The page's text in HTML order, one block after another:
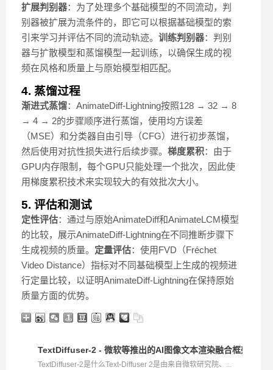
扩展判别器：为了处理多个基础模型的不同流动，判
别器被扩展为流条件的，即它可以根据基础模型的索
引来学习并评估不同的流动轨迹。 训练判别器：判别
器与扩散模型和蒸馏模型一起训练，以确保生成的视
频在风格和质量上与原始模型相匹配。
4. 蒸馏过程
渐进式蒸馏：AnimateDiff-Lightning按照128 → 32 → 8
→ 4 → 2的步骤顺序进行蒸馏，使用均方误差
（MSE）和分类器自由引导（CFG）进行初步蒸馏，
然后使用对抗性损失进行后续步骤。 梯度累积：由于
GPU内存限制，每个GPU只能处理一个批次，因此使
用梯度累积技术来实现较大的有效批次大小。
5. 评估和测试
定性评估：通过与原始AnimateDiff和AnimateLCM模型
的比较，展示AnimateDiff-Lightning在不同推断步骤下
生成视频的质量。 定量评估：使用FVD（Fréchet
Video Distance）指标对不同基础模型上生成的视频进
行定量比较，以证明AnimateDiff-Lightning在保持原始
质量方面的优势。
TextDiffuser-2 - 微软等推出的AI图像文本渲染融合框架
TextDiffuser-2是什么Text-Diffuser 2是由来自微软研究院、...